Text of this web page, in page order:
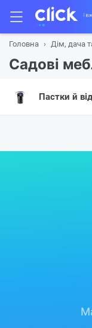
Головна Дім, дача
Садові
Пастки й